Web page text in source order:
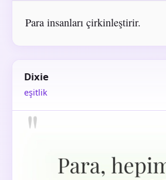
Para insanları çirkinleştirir.
Dixie
eşitlik